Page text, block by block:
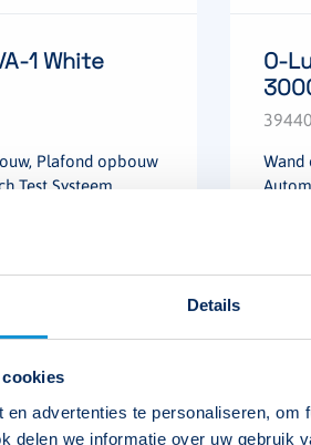
Details
advertenties te personaliseren,
delen we informatie over uw gebruik
1 White
Plafond opbouw
Test Systeem
O-
Wand